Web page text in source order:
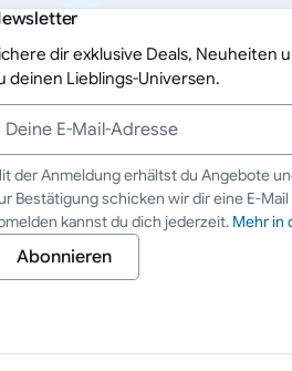
dir exklusive Deals, Neuheiten
deinen Lieblings-Universen.
E-Mail-Adresse
der Anmeldung erhältst du Angebote
Bestätigung schicken wir dir eine E-
kannst du dich jederzeit. Mehr in
Abonnieren